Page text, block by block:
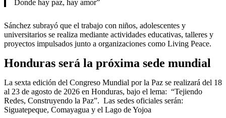
Donde hay paz, hay amor”
Sánchez subrayó que el trabajo con niños, adolescentes y
universitarios se realiza mediante actividades educativas, talleres y
proyectos impulsados junto a organizaciones como Living Peace.
Honduras será la próxima sede mundial
La sexta edición del Congreso Mundial por la Paz se realizará del 18
al 23 de agosto de 2026 en Honduras, bajo el lema: “Tejiendo
Redes, Construyendo la Paz”. Las sedes oficiales serán:
Siguatepeque, Comayagua y el Lago de Yojoa